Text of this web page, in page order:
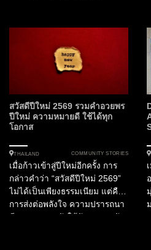
การสูญเสียฟัน ซึ่งตามศาสตร์
สัญลักษณ์สากลนั้น สิ่งเหล่านี้
ไม่ใช่เพียงความบังเอิญ แต่คือ
รหัสลับที่บ่งบอกถึงการ
จังหวะชีวิตที่กำลังจะมาถึง ใน
บทความนี้ เราจะพาทุกท่านไป
สำรวจความหมายที่ซ่อนอยู่ภาย
สรรตัวเลขมงคลเชิงสถิติที่อาจ
เปลี่ยนโอกาสให้เป็นความมั่งคั่ง
ได้อย่างน่าอัศจรรย์...
สวัสดีปีใหม่ 2569 รวมคำอวยพร
ปีใหม่ ความหมายดี ใช้ได้ทุก
โอกาส
THAILAND COMMUNITY STORIES
เมื่อก้าวเข้าสู่ปีใหม่อีกครั้ง การ
กล่าวคำว่า “สวัสดีปีใหม่ 2569”
ไม่ได้เป็นเพียงธรรมเนียม แต่คือ
การส่งต่อพลังใจ ความปรารถนา